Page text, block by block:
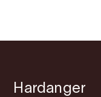
Hardanger